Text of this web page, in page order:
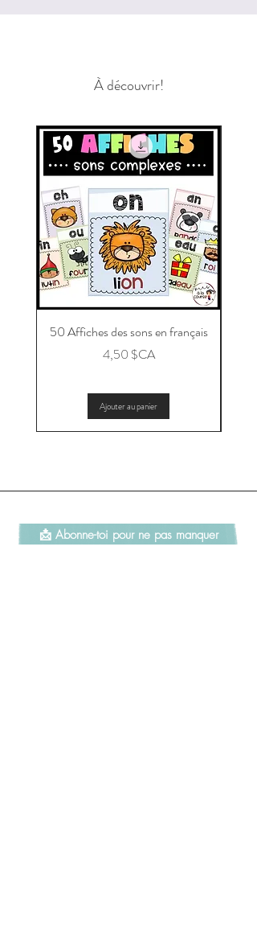
À découvrir!
50 Affiches des sons en français
Prix
4,50 $CA
Ajouter au panier
📩 Abonne-toi pour ne pas manquer